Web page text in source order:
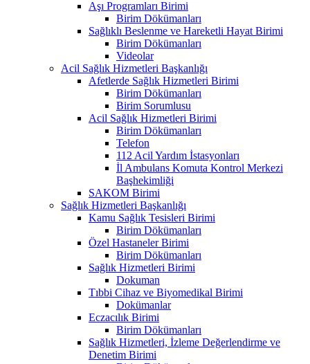
Aşı Programları Birimi
Birim Dökümanları
Sağlıklı Beslenme ve Hareketli Hayat Birimi
Birim Dökümanları
Videolar
Acil Sağlık Hizmetleri Başkanlığı
Afetlerde Sağlık Hizmetleri Birimi
Birim Dökümanları
Birim Sorumlusu
Acil Sağlık Hizmetleri Birimi
Birim Dökümanları
Telefon
112 Acil Yardım İstasyonları
İl Ambulans Komuta Kontrol Merkezi
Başhekimliği
SAKOM Birimi
Sağlık Hizmetleri Başkanlığı
Kamu Sağlık Tesisleri Birimi
Birim Dökümanları
Özel Hastaneler Birimi
Birim Dökümanları
Sağlık Hizmetleri Birimi
Dokuman
Tıbbi Cihaz ve Biyomedikal Birimi
Dokümanlar
Eczacılık Birimi
Birim Dökümanları
Sağlık Hizmetleri, İzleme Değerlendirme ve
Denetim Birimi